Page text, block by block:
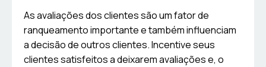
As avaliações dos clientes são um fator de
ranqueamento importante e também influenciam
a decisão de outros clientes. Incentive seus
clientes satisfeitos a deixarem avaliações e, o